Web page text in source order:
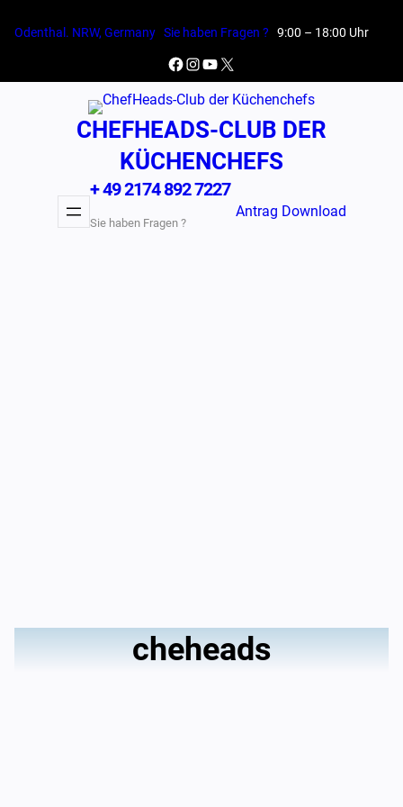
Inhalt
Odenthal. NRW, Germany Sie haben Fragen ? 9:00 – 18:00 Uhr
Facebook
Instagram
YouTube
X
CHEFHEADS-CLUB DER
KÜCHENCHEFS
+ 49 2174 892 7227
Sie haben Fragen ?
Antrag Download
cheheads